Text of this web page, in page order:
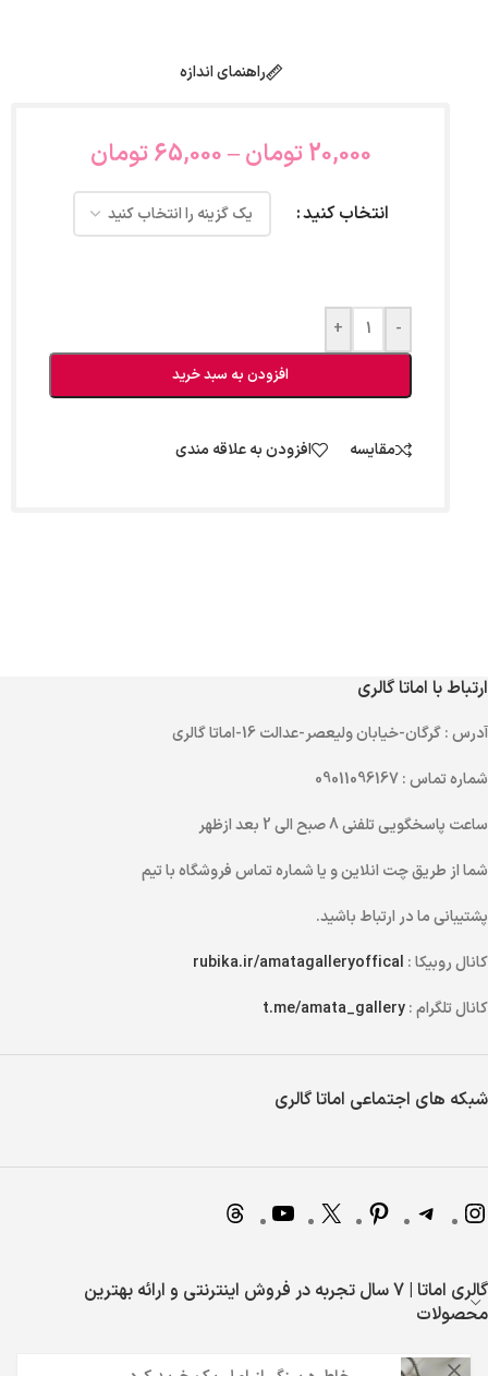
راهنمای اندازه
20,000تومان–
65,000تومان
انتخاب کنید
-
+
افزودن به سبد خرید
مقایسه افزودن به علاقه مندی
ارتباط با اماتا گالری
آدرس: گرگان-خیابان ولیعصر-عدالت 16-اماتا گالری
شماره تماس: 09011096167
ساعت پاسخگویی تلفنی
شما از طریقچت انلاینو یاشماره تماسفروشگاه با تیم
پشتیبانی ما در ارتباط باشید.
کانال روبیکا : rubika.ir/amatagalleryoffical
کانال تلگرام :t.me/amata_gallery
شبکه های اجتماعی اماتا گالری
گالری اماتا | 7 سال تجربه در فروش اینترنتی و ارائه بهترین
محصولات